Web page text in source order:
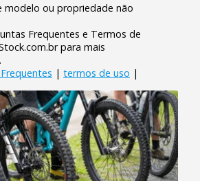
modelo ou propriedade não
Frequentes e Termos de
para mais
| termos de uso |